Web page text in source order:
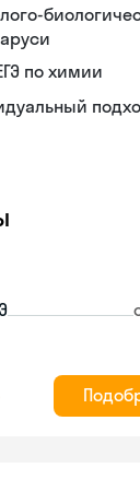
по химии